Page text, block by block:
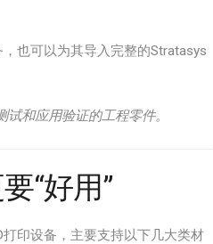
也可以为其导入完整的Stratasys
和应用验证的工程零件。
“好用”
印设备，主要支持以下几大类材